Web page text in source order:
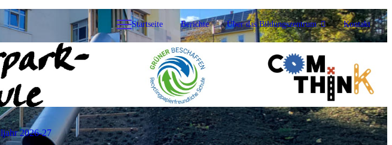
Startseite Berichte Über das Bildungszentrum Kontakt
2026-27